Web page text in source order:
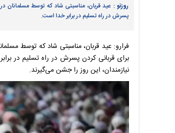
روزنو : عید قربان، مناسبتی شاد که توسط مسلمانان
پسرش در راه تسلیم در برابر خدا است.
فرارو: عید قربان، مناسبتی شاد که توسط
برای قربانی کردن پسرش در راه تسلیم در
نیازمندان، این روز را جشن می‌گیرند.